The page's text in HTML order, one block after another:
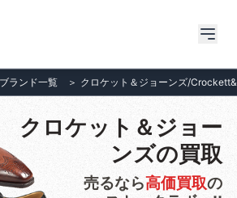
ブランド一覧 ＞ クロケット＆ジョーンズ/
クロケット＆ジョー
ンズの買取
売るなら高価買取の